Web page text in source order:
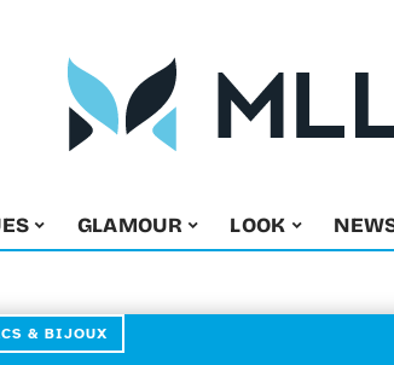
GLAMOUR LOOK
& BIJOUX